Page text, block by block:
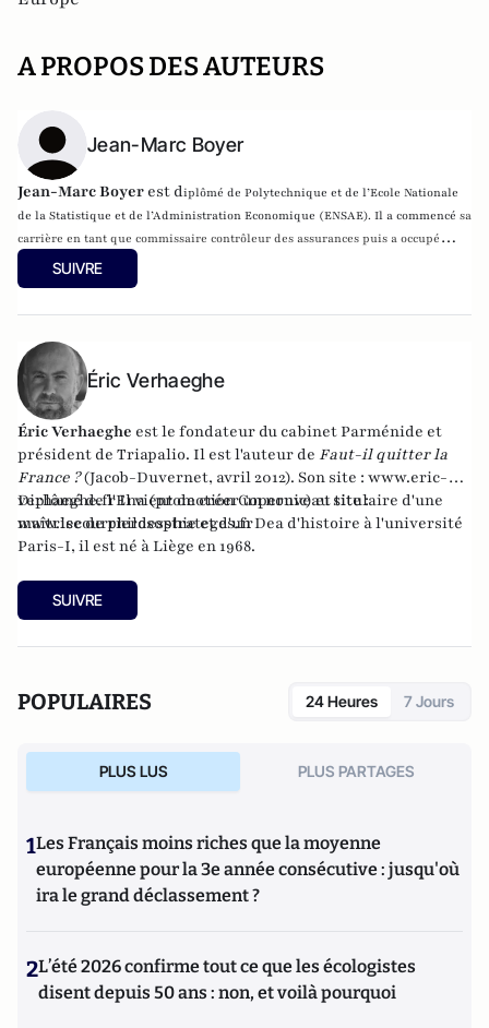
A PROPOS DES AUTEURS
Jean-Marc Boyer
Jean-Marc Boyer est diplômé de Polytechnique et de l’Ecole Nationale
de la Statistique et de l’Administration Economique (ENSAE). Il a commencé sa
carrière en tant que commissaire contrôleur des assurances puis a occupé
différentes fonctions à l’Inspection Générale des Finances (IGF), à la
Commission de Contrôle des Assurances et à la direction du Trésor.
SUIVRE
Éric Verhaeghe
Éric Verhaeghe est le fondateur du cabinet Parménide et
président de Triapalio. Il est l'auteur de Faut-il quitter la
France ?(Jacob-Duvernet, avril 2012). Son site : www.eric-
verhaeghe.frIl vient de créer un nouveau site :
www.lecourrierdesstrateges.fr
Diplômé de l'Ena (promotion Copernic) et titulaire d'une
maîtrise de philosophie et d'un Dea d'histoire à l'université
Paris-I, il est né à Liège en 1968.
SUIVRE
POPULAIRES 24 Heures 7 Jours
PLUS LUS PLUS PARTAGES
1Les Français moins riches que la moyenne
européenne pour la 3e année consécutive : jusqu'où
ira le grand déclassement ?
2L’été 2026 confirme tout ce que les écologistes
disent depuis 50 ans : non, et voilà pourquoi